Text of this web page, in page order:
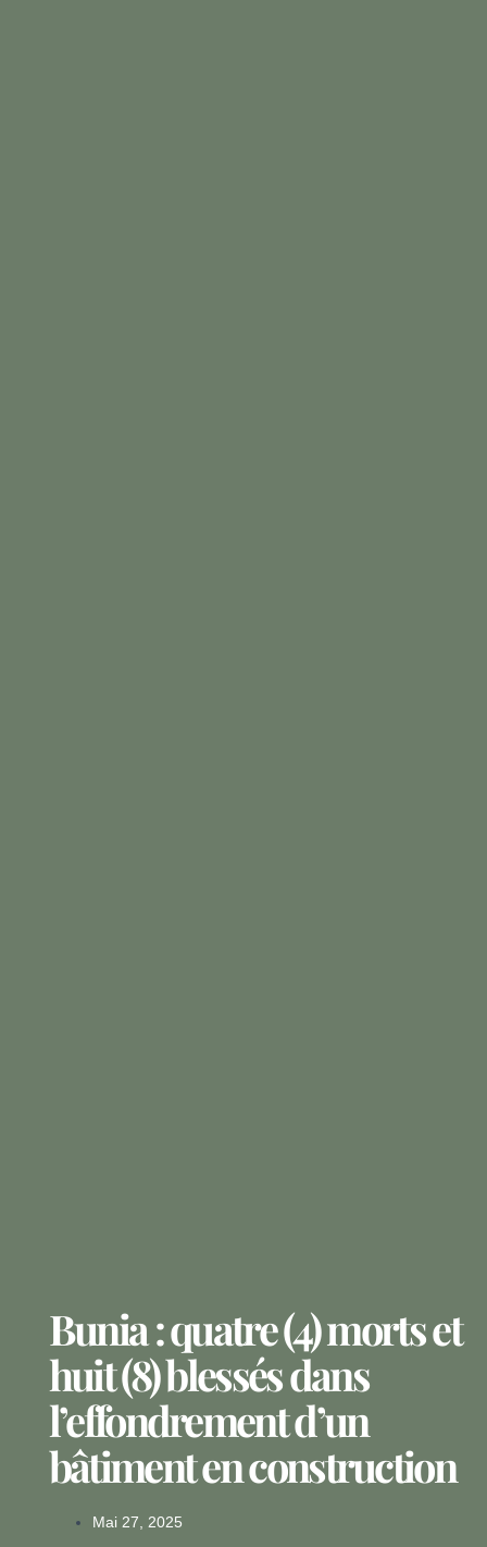
Bunia : quatre (4) morts et
huit (8) blessés dans
l’effondrement d’un
bâtiment en construction
Mai 27, 2025